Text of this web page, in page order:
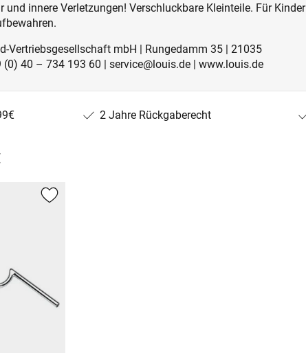
innere Verletzungen! Verschluckbare Kleinteile. Für Kinder
Vertriebsgesellschaft mbH | Rungedamm 35 | 21035
(0) 40 – 734 193 60 | service@louis.de | www.louis.de
2 Jahre Rückgaberecht